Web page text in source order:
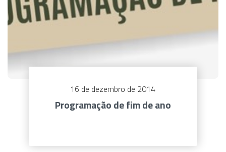
16 de dezembro de 2014
Programação de fim de ano